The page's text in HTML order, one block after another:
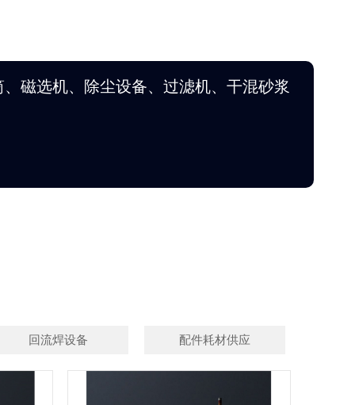
磁选机、除尘设备、过滤机、干混砂浆
回流焊设备 配件耗材供应